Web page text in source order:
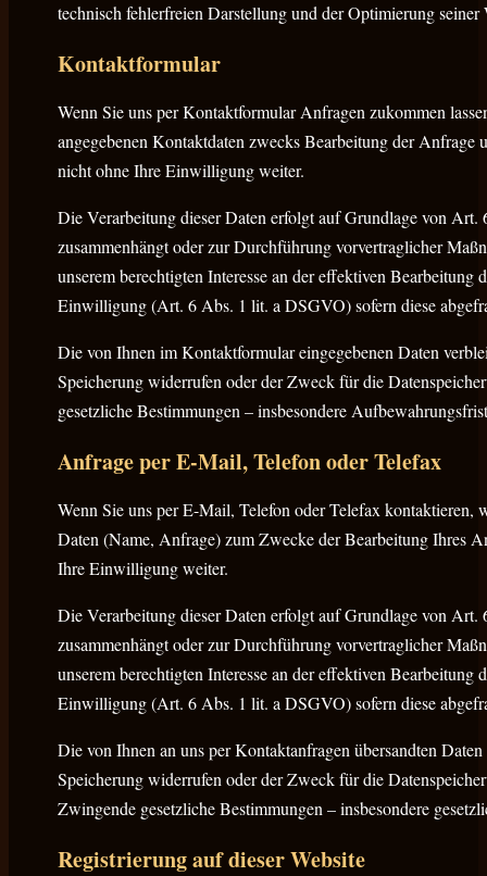
technisch fehlerfreien Darstellung und der Optimierung
Kontaktformular
Wenn Sie uns per Kontaktformular Anfragen zukommen
angegebenen Kontaktdaten zwecks Bearbeitung der
nicht ohne Ihre Einwilligung weiter.
Die Verarbeitung dieser Daten erfolgt auf Grundlage von
zusammenhängt oder zur Durchführung vorvertraglicher
unserem berechtigten Interesse an der effektiven
Einwilligung (Art. 6 Abs. 1 lit. a DSGVO) sofern diese
Die von Ihnen im Kontaktformular eingegebenen Daten
Speicherung widerrufen oder der Zweck für die
gesetzliche Bestimmungen – insbesondere
Anfrage per E-Mail, Telefon oder Telefax
Wenn Sie uns per E-Mail, Telefon oder Telefax kontaktieren,
Daten (Name, Anfrage) zum Zwecke der Bearbeitung Ihres
Ihre Einwilligung weiter.
Die Verarbeitung dieser Daten erfolgt auf Grundlage von
zusammenhängt oder zur Durchführung vorvertraglicher
unserem berechtigten Interesse an der effektiven
Einwilligung (Art. 6 Abs. 1 lit. a DSGVO) sofern diese
Die von Ihnen an uns per Kontaktanfragen übersandten
Speicherung widerrufen oder der Zweck für die
Zwingende gesetzliche Bestimmungen – insbesondere
Registrierung auf dieser Website